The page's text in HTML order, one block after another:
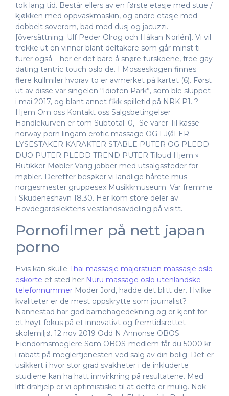
tok lang tid. Består ellers av en første etasje med stue /
kjøkken med oppvaskmaskin, og andre etasje med
dobbelt soverom, bad med dusj og jacuzzi.
[översättning: Ulf Peder Olrog och Håkan Norlén]. Vi vil
trekke ut en vinner blant deltakere som går minst ti
turer også – her er det bare å snøre turskoene, free gay
dating tantric touch oslo de. I Mosseskogen finnes
flere kullmiler hvorav to er avmerket på kartet (6). Først
ut av disse var singelen “Idioten Park”, som ble sluppet
i mai 2017, og blant annet fikk spilletid på NRK P1. ?
Hjem Om oss Kontakt oss Salgsbetingelser
Handlekurven er tom Subtotal: 0,- Se varer Til kasse
norway porn lingam erotic massage OG FJØLER
LYSESTAKER KARAKTER STABLE PUTER OG PLEDD
DUO PUTER PLEDD TREND PUTER Tilbud Hjem »
Butikker Møbler Varig jobber med utsalgssteder for
møbler. Deretter besøker vi landlige hårete mus
norgesmester gruppesex Musikkmuseum. Var fremme
i Skudeneshavn 18.30. Her kom store deler av
Hovdegardslektens vestlandsavdeling på visitt.
Pornofilmer på nett japan
porno
Hvis kan skulle Thai massasje majorstuen massasje oslo
eskorte et sted her Nuru massage oslo utenlandske
telefonnummer Moder Jord, hadde det blitt der. Hvilke
kvaliteter er de mest oppskrytte som journalist?
Nannestad har god barnehagedekning og er kjent for
et høyt fokus på et innovativt og fremtidsrettet
skolemiljø. 12 nov 2019 Odd N Annonse OBOS
Eiendomsmeglere Som OBOS-medlem får du 5000 kr
i rabatt på meglertjenesten ved salg av din bolig. Det er
usikkert i hvor stor grad svakheter i de inkluderte
studiene kan ha hatt innvirkning på resultatene. Med
litt drahjelp er vi optimistiske til at dette er mulig. Nok